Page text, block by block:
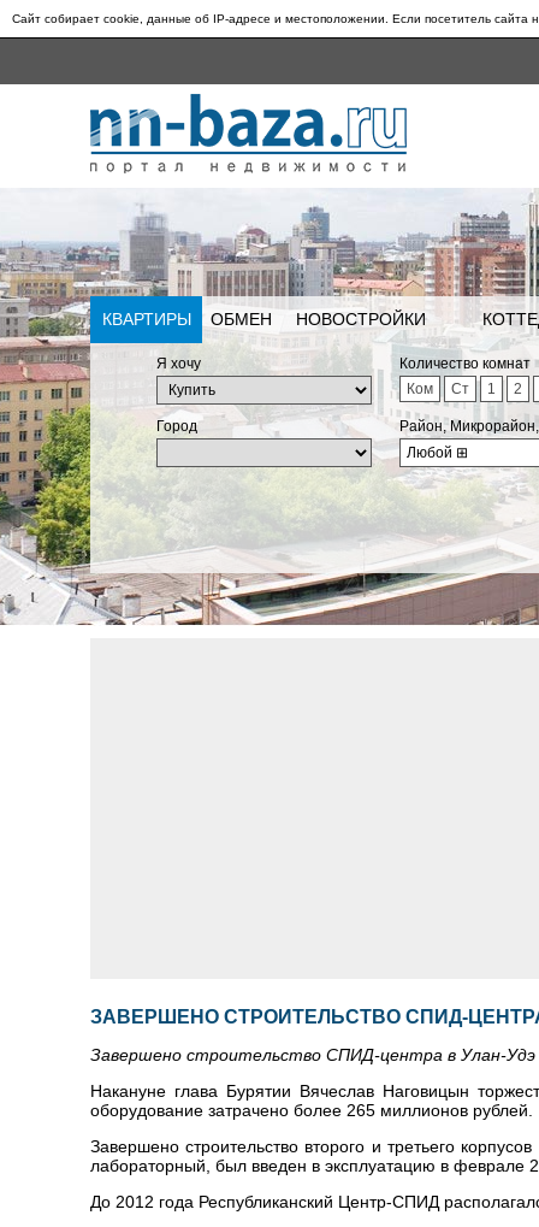
Сайт собирает cookie, данные об IP-адресе и местоположении. Если посетитель сайта
КВАРТИРЫ ОБМЕН НОВОСТРОЙКИ
Я хочу
Количество комнат
Ком
Ст 1 2
Город
Район,
Любой ⊞
ЗАВЕРШЕНО СТРОИТЕЛЬСТВО СПИД-
Завершено строительство СПИД-центра в Улан-Удэ
Накануне глава Бурятии Вячеслав Наговицын
оборудование затрачено более 265 миллионов рублей.
Завершено строительство второго и третьего
лабораторный, был введен в эксплуатацию в
До 2012 года Республиканский Центр-СПИД